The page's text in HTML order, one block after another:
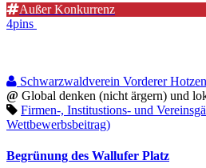
Außer Konkurrenz
4pins
Schwarzwaldverein Vorderer
@ Global denken (nicht ärgern) und
Firmen-, Institustions- und
Wettbewerbsbeitrag)
Begrünung des Wallufer Platz